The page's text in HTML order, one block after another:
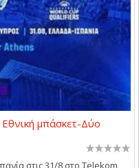
μπάσκετ-Δύο
στις 31/8 στο Telekom